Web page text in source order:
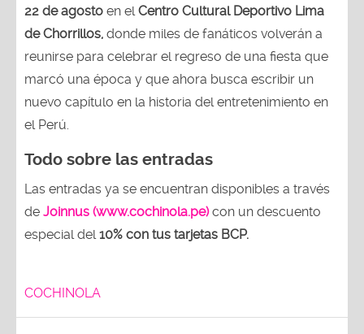
22 de agosto en elCentro Cultural Deportivo Lima
de Chorrillos, donde miles de fanáticos volverán a
reunirse para celebrar el regreso de una fiesta que
marcó una época y que ahora busca escribir un
nuevo capítulo en la historia del entretenimiento en
el Perú.
Todo sobre las entradas
Las entradas ya se encuentran disponibles a través
de Joinnus (www.cochinola.pe)con un descuento
especial del10% con tus tarjetas BCP.
COCHINOLA